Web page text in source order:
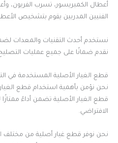
أعطال الكمبريسور، تسرب الفريون،
الفنيين المدربين يقوم بتشخيص
نستخدم أحدث التقنيات والمعدات
نقدم ضمانًا على جميع عمليات
قطع الغيار الأصلية المستخدمة في
نحن نؤمن بأهمية استخدام قطع
قطع الغيار الأصلية تضمن أداءً
الافتراضي.
نحن نوفر قطع غيار أصلية من